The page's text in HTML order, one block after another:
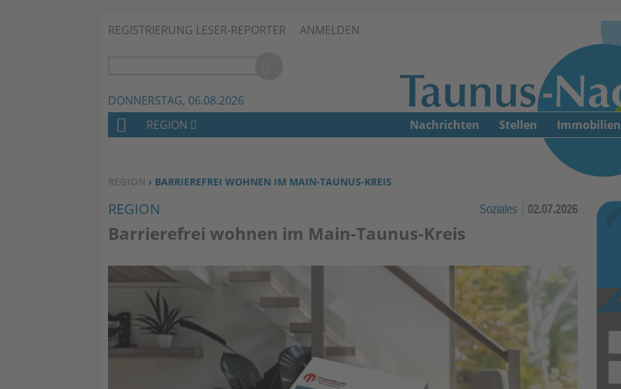
REGISTRIERUNG LESER-REPORTER ANMELDEN
DONNERSTAG, 06.08.2026
SIE BEFINDEN SICH HIER:
REGION › BARRIEREFREI WOHNEN IM MAIN-TAUNUS-KREIS
REGION Soziales 02.07.2026
Barrierefrei wohnen im Main-Taunus-Kreis
H
M
E
REGION Nachrichten Stellen Immobilien